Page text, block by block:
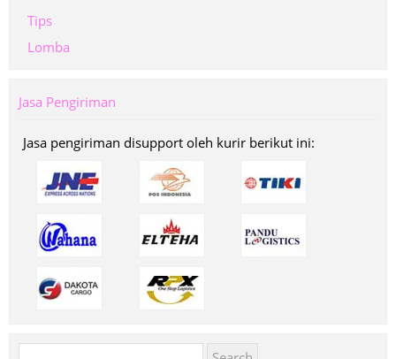
Tips
Lomba
Jasa Pengiriman
Jasa pengiriman disupport oleh kurir berikut ini: